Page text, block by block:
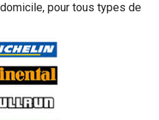
pour tous types de